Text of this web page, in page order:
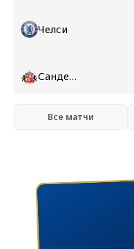
Челси
Сандерленд
Все матчи